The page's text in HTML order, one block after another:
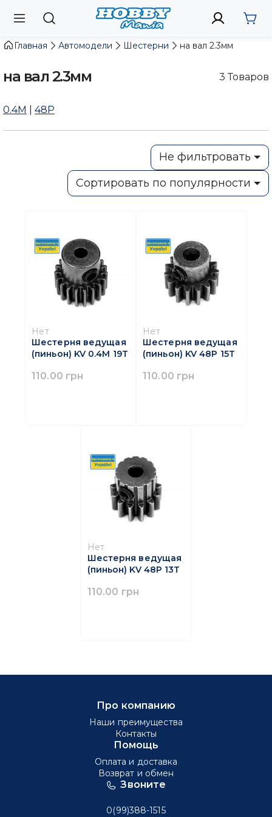
Главная Автомодели Шестерни на вал 2.3мм
на вал 2.3мм 3 Товаров
0.4M | 48P
Не фильтровать
Сортировать по популярности
Нет
Шестерня ведущая
(пиньон) KV 0.4M 19T
110.00 грн
Нет
Шестерня ведущая
(пиньон) KV 48P 15T
110.00 грн
Нет
Шестерня ведущая
(пиньон) KV 48P 13T
110.00 грн
Звоните
0(99)388-1515
Про компанию
Наши преимущества
Контакты
Помощь
Оплата и доставка
Возврат и обмен